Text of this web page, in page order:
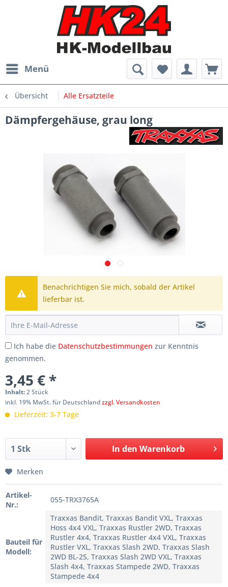
Menü
Übersicht Alle Ersatzteile
Dämpfergehäuse, grau long
Benachrichtigen Sie mich, sobald der Artikel
lieferbar ist.
Ich habe die Datenschutzbestimmungen zur Kenntnis
genommen.
3,45 € *
Inhalt:2 Stück
inkl. 19% MwSt. für Deutschlandzzgl. Versandkosten
Lieferzeit: 3-7 Tage
In den Warenkorb
Merken
Artikel-
Nr.:
055-TRX3765A
Bauteil für
Modell:
Traxxas Bandit, Traxxas Bandit VXL, Traxxas
Hoss 4x4 VXL, Traxxas Rustler 2WD, Traxxas
Rustler 4x4, Traxxas Rustler 4x4 VXL, Traxxas
Rustler VXL, Traxxas Slash 2WD, Traxxas Slash
2WD BL-2S, Traxxas Slash 2WD VXL, Traxxas
Slash 4x4, Traxxas Stampede 2WD, Traxxas
Stampede 4x4